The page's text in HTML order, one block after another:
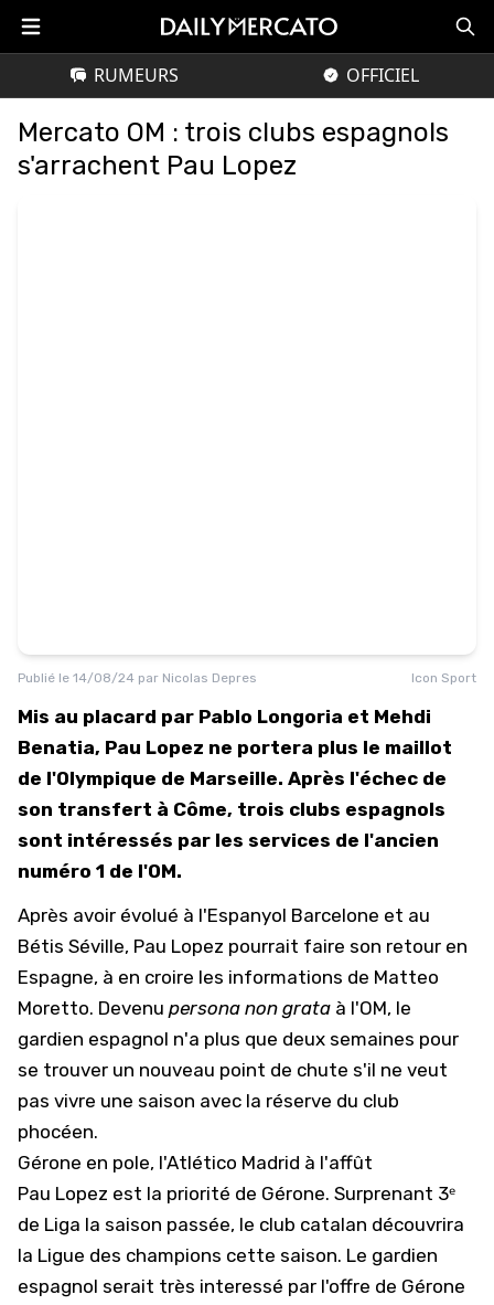
RUMEURS OFFICIEL
Mercato OM : trois clubs espagnols
s'arrachent Pau Lopez
Publié le 14/08/24 par Nicolas Depres Icon Sport
Mis au placard par Pablo Longoria et Mehdi
Benatia, Pau Lopez ne portera plus le maillot
de l'Olympique de Marseille. Après l'échec de
son transfert à Côme, trois clubs espagnols
sont intéressés par les services de l'ancien
numéro 1 de l'OM.
Après avoir évolué à l'Espanyol Barcelone et au
Bétis Séville, Pau Lopez pourrait faire son retour en
Espagne, à en croire les informations de Matteo
Moretto. Devenu persona non grata à l'OM, le
gardien espagnol n'a plus que deux semaines pour
se trouver un nouveau point de chute s'il ne veut
pas vivre une saison avec la réserve du club
phocéen.
Gérone en pole, l'Atlético Madrid à l'affût
Pau Lopez est la priorité de Gérone. Surprenant 3ᵉ
de Liga la saison passée, le club catalan découvrira
la Ligue des champions cette saison. Le gardien
espagnol serait très interessé par l'offre de Gérone